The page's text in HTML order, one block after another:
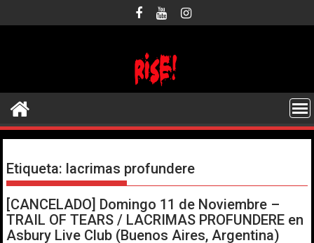
al
Etiqueta: lacrimas profundere
[CANCELADO] Domingo 11 de Noviembre –
TRAIL OF TEARS / LACRIMAS PROFUNDERE en
Asbury Live Club (Buenos Aires, Argentina)